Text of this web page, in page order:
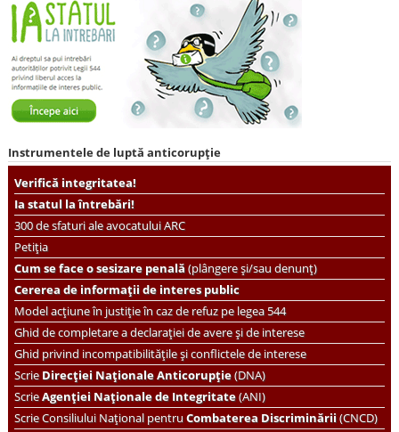
Instrumentele de luptă anticorupție
Verifică integritatea!
Ia statul la întrebări!
300 de sfaturi ale avocatului ARC
Petiția
Cum se face o sesizare penală(plângere și/sau denunț)
Cererea de informații de interes public
Model acțiune în justiție în caz de refuz pe legea 544
Ghid de completare a declarației de avere și de interese
Ghid privind incompatibilitățile și conflictele de interese
ScrieDirecției Naționale Anticorupție(DNA)
ScrieAgenției Naționale de Integritate(ANI)
ScrieConsiliului Național pentruCombaterea Discriminării(CNCD)